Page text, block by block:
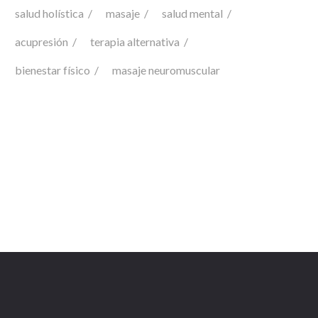
salud holística masaje salud mental
acupresión terapia alternativa
bienestar físico masaje neuromuscular